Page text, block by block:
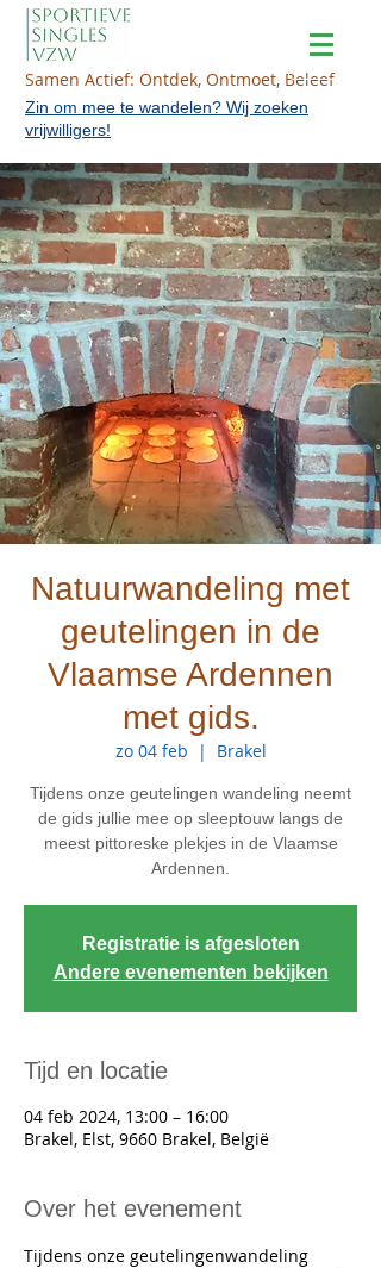
Samen Actief: Ontdek, Ontmoet, Beleef
Zin om mee te wandelen? Wij zoeken
vrijwilligers!
Natuurwandeling met
geutelingen in de
Vlaamse Ardennen
met gids.
zo 04 feb
  |
Brakel
Tijdens onze geutelingen wandeling neemt
de gids jullie mee op sleeptouw langs de
meest pittoreske plekjes in de Vlaamse
Ardennen.
Registratie is afgesloten
Andere evenementen bekijken
Tijd en locatie
04 feb 2024, 13:00 – 16:00
Brakel, Elst, 9660 Brakel, België
Over het evenement
Tijdens onze geutelingenwandeling